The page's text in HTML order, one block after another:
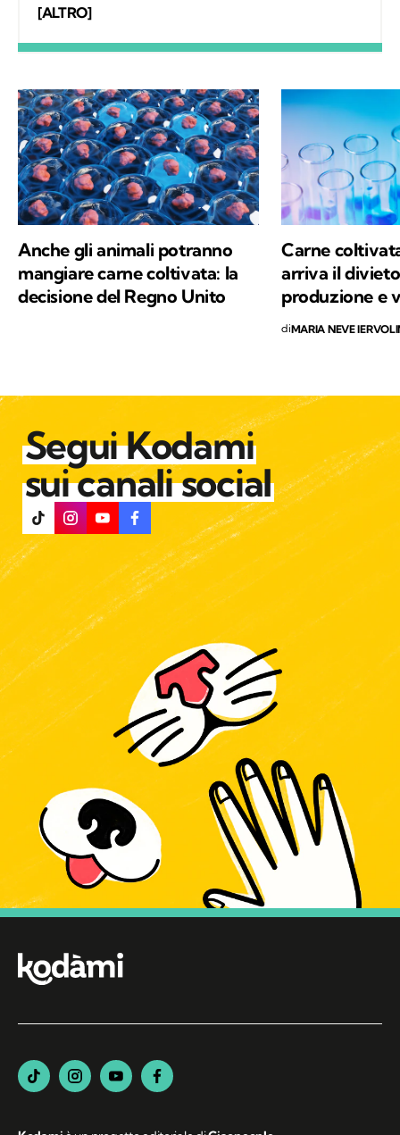
di Napoli Federico II e titolare della cattedra di
di perfezionamento e master universitari.
Appassionato di animali e di cani in
particolare, mi occupo da oltre vent’anni di
ricerca scientifica nel campo della patologia
spontanea degli animali domestici e di
tematiche inerenti l’oncologia comparata.
[ALTRO]
Anche gli animali potranno
mangiare carne coltivata: la
decisione del Regno Unito
Carne
arriva il
produzione e
diMARIA NEVE
Segui Kodami
sui canali social